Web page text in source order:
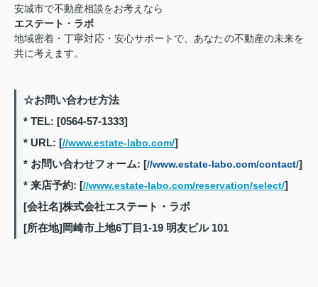
安城市で不動産相談をお考えなら
エステート・ラボ
地域密着・丁寧対応・安心サポートで、あなたの不動産の未来を
共に考えます。
☆お問い合わせ方法
* TEL: [0564-57-1333]
* URL: [//www.estate-labo.com/]
* お問い合わせフォーム: [//www.estate-labo.com/contact/]
* 来店予約: [//www.estate-labo.com/reservation/select/]
[会社名]株式会社エステート・ラボ
[所在地]岡崎市上地6丁目1-19 明友ビル 101